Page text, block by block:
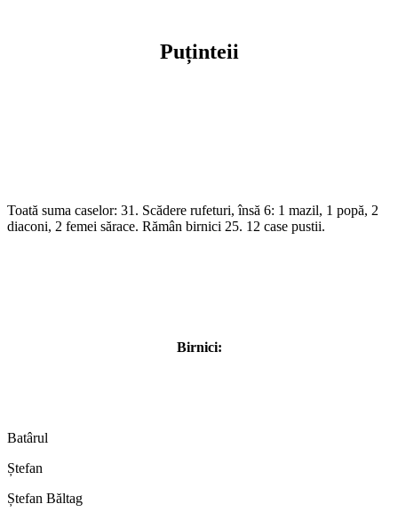
Puținteii
Toată suma caselor: 31. Scădere rufeturi, însă 6: 1 mazil, 1 popă, 2
diaconi, 2 femei sărace. Rămân birnici 25. 12 case pustii.
Birnici:
Batârul
Ștefan
Ștefan Băltag